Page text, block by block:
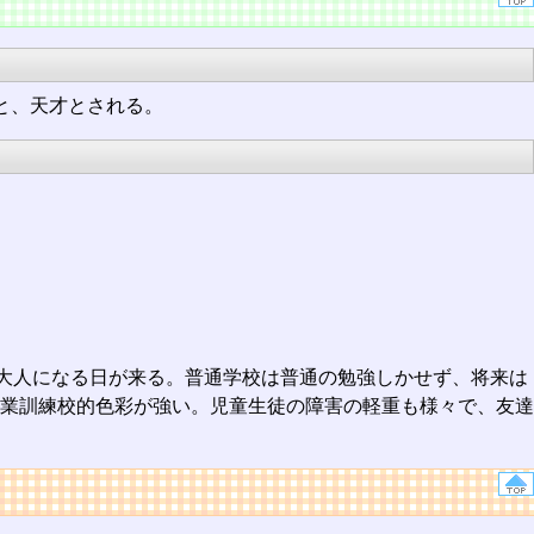
天才とされる。
になる日が来る。普通学校は普通の勉強しかせず、将来は
訓練校的色彩が強い。児童生徒の障害の軽重も様々で、友達